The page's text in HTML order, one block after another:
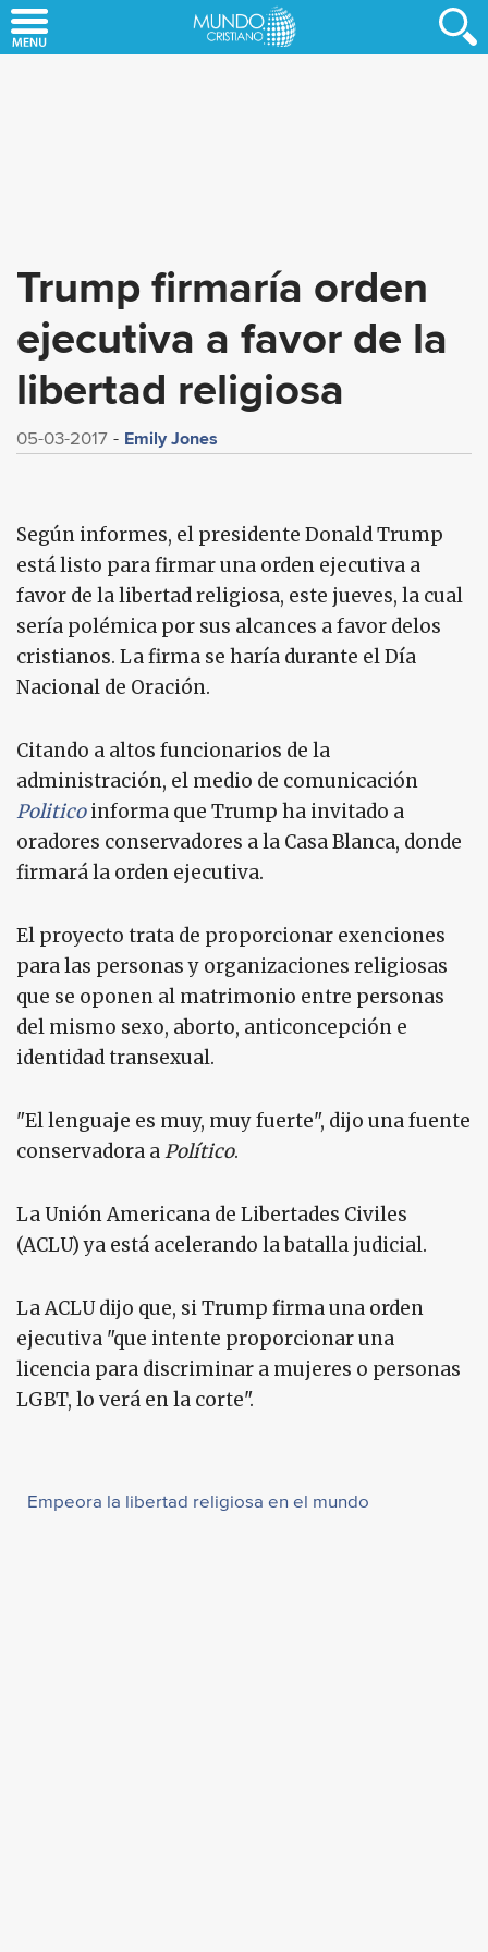
to
Trump firmaría orden
ejecutiva a favor de la
libertad religiosa
05-03-2017 Emily Jones
Según informes, el presidente Donald Trump
está listo para firmar una orden ejecutiva a
favor de la libertad religiosa, este jueves, la cual
sería polémica por sus alcances a favor delos
cristianos. La firma se haría durante el Día
Nacional de Oración.
Citando a altos funcionarios de la
administración, el medio de comunicación
Politicoinforma que Trump ha invitado a
oradores conservadores a la Casa Blanca, donde
firmará la orden ejecutiva.
El proyecto trata de proporcionar exenciones
para las personas y organizaciones religiosas
que se oponen al matrimonio entre personas
del mismo sexo, aborto, anticoncepción e
identidad transexual.
"El lenguaje es muy, muy fuerte", dijo una fuente
conservadora aPolítico.
La Unión Americana de Libertades Civiles
(ACLU) ya está acelerando la batalla judicial.
La ACLU dijo que, si Trump firma una orden
ejecutiva "que intente proporcionar una
licencia para discriminar a mujeres o personas
LGBT, lo verá en la corte".
Empeora la libertad religiosa en el mundo